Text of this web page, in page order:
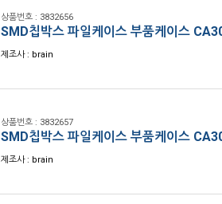
상품번호 : 3832656
SMD칩박스 파일케이스 부품케이스
제조사 : brain
상품번호 : 3832657
SMD칩박스 파일케이스 부품케이스
제조사 : brain